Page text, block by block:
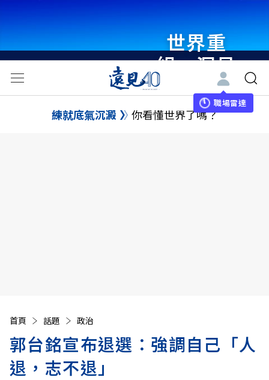
世界重
組・洞見
未來 與
世界領袖
職場雷達
練就底氣沉澱 你看懂世界了嗎？
首頁 話題 政治
郭台銘宣布退選：強調自己「人
退，志不退」